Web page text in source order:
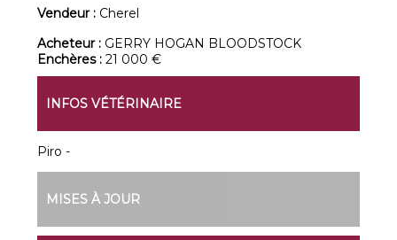
Vendeur : Cherel
Acheteur : GERRY HOGAN BLOODSTOCK
Enchères :21 000 €
INFOS VÉTÉRINAIRE
Piro -
MISES À JOUR